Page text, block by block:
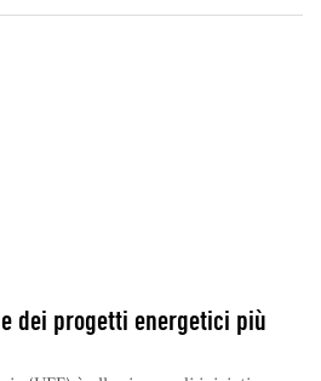
dei progetti energetici più